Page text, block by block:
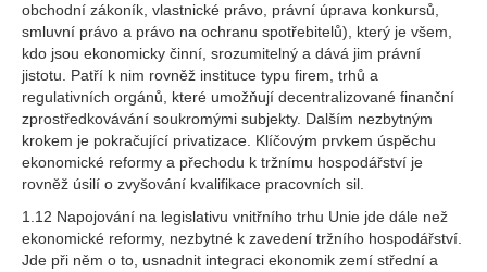
obchodní zákoník, vlastnické právo, právní úprava konkursů,
smluvní právo a právo na ochranu spotřebitelů), který je všem,
kdo jsou ekonomicky činní, srozumitelný a dává jim právní
jistotu. Patří k nim rovněž instituce typu firem, trhů a
regulativních orgánů, které umožňují decentralizované finanční
zprostředkovávání soukromými subjekty. Dalším nezbytným
krokem je pokračující privatizace. Klíčovým prvkem úspěchu
ekonomické reformy a přechodu k tržnímu hospodářství je
rovněž úsilí o zvyšování kvalifikace pracovních sil.
1.12 Napojování na legislativu vnitřního trhu Unie jde dále než
ekonomické reformy, nezbytné k zavedení tržního hospodářství.
Jde při něm o to, usnadnit integraci ekonomik zemí střední a